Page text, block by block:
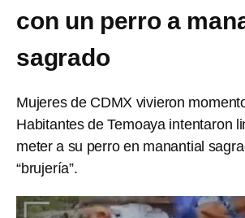
con un perro a
sagrado
Mujeres de CDMX vivieron
Habitantes de Temoaya intentaron
meter a su perro en manantial
“brujería”.